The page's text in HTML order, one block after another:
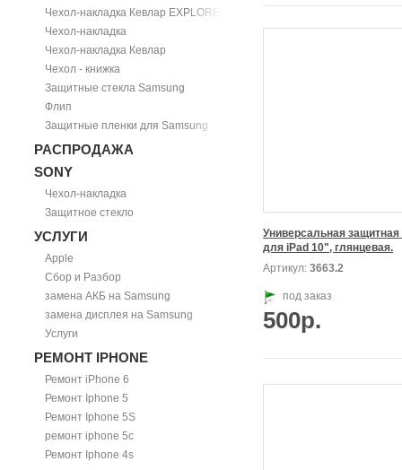
Чехол-накладка Кевлар EXPLORER
Чехол-накладка
Чехол-накладка Кевлар
Чехол - книжка
Защитные стекла Samsung
Флип
Защитные пленки для Samsung
РАСПРОДАЖА
SONY
Чехол-накладка
Защитное стекло
УСЛУГИ
Apple
Сбор и Разбор
замена АКБ на Samsung
замена дисплея на Samsung
Услуги
РЕМОНТ IPHONE
Ремонт iPhone 6
Ремонт Iphone 5
Ремонт Iphone 5S
ремонт iphone 5c
Ремонт Iphone 4s
Универсальная защитная
для iPad 10", глянцевая.
Артикул: 3663.2
под заказ
500р.